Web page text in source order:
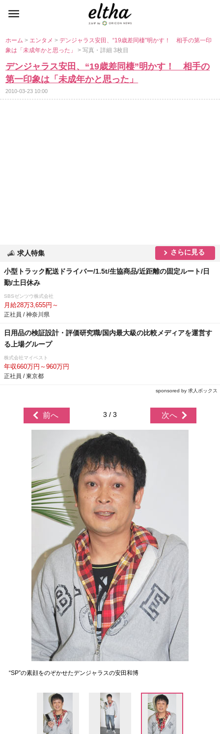
ホーム> エンタメ>デンジャラス安田、“19歳差同棲”明かす！ 相手の第一印
象は「未成年かと思った」> 写真・詳細 3枚目
デンジャラス安田、“19歳差同棲”明かす！ 相手の
第一印象は「未成年かと思った」
2010-03-23 10:00
求人特集 さらに見る
小型トラック配送ドライバー/1.5t/生協商品/近距離の固定ルート/日
勤/土日休み
SBSゼンツウ株式会社
月給28万3,655円～
正社員 / 神奈川県
日用品の検証設計・評価研究職/国内最大級の比較メディアを運営す
る上場グループ
株式会社マイベスト
年収660万円～960万円
正社員 / 東京都
sponsored by 求人ボックス
前へ 3 / 3 次へ
“SP”の素顔をのぞかせたデンジャラスの安田和博